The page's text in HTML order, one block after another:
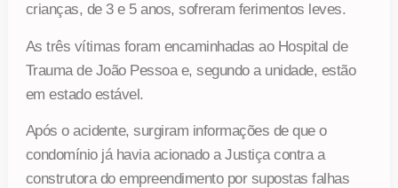
crianças, de 3 e 5 anos, sofreram ferimentos leves.
As três vítimas foram encaminhadas ao Hospital de
Trauma de João Pessoa e, segundo a unidade, estão
em estado estável.
Após o acidente, surgiram informações de que o
condomínio já havia acionado a Justiça contra a
construtora do empreendimento por supostas falhas